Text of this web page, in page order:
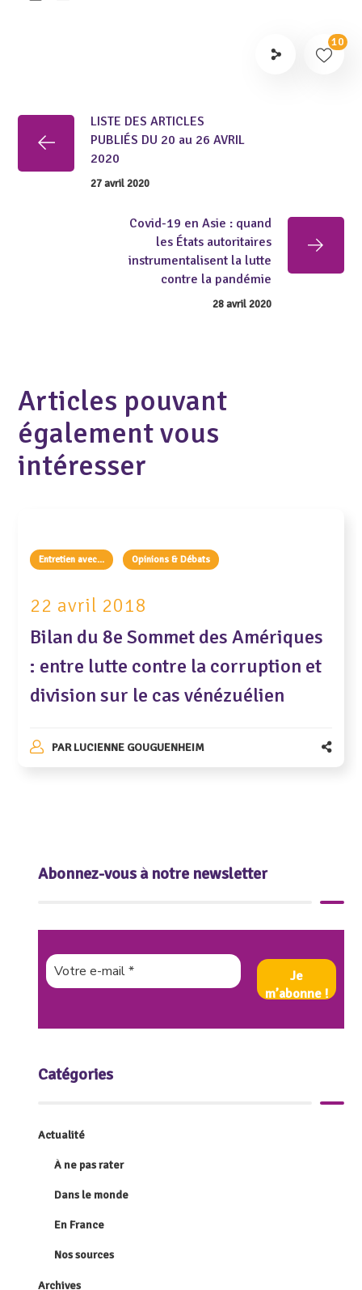
10
LISTE DES ARTICLES
PUBLIÉS DU 20 au 26 AVRIL
2020
27 avril 2020
Covid-19 en Asie : quand
les États autoritaires
instrumentalisent la lutte
contre la pandémie
28 avril 2020
Articles pouvant
également vous
intéresser
Entretien avec... Opinions & Débats
22 avril 2018
Bilan du 8e Sommet des Amériques
: entre lutte contre la corruption et
division sur le cas vénézuélien
PARLUCIENNE GOUGUENHEIM
Abonnez-vous à notre newsletter
Catégories
Actualité
À ne pas rater
Dans le monde
En France
Nos sources
Archives